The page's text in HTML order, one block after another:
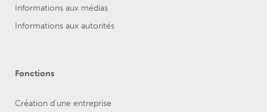
Informations aux médias
Informations aux autorités
Fonctions
Création d'une entreprise